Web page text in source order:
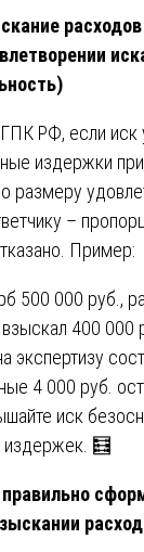
РФ, если иск
издержки
размеру
–
Пример:
500 000 руб.,
400 000
экспертизу
4 000 руб.
иск
издержек. 🧮